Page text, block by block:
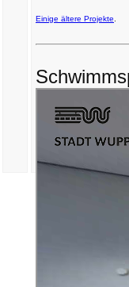
Einige ältere Projekte